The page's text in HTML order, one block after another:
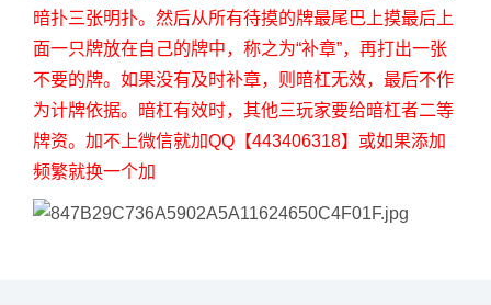
暗扑三张明扑。然后从所有待摸的牌最尾巴上摸最后上
面一只牌放在自己的牌中，称之为“补章”，再打出一张
不要的牌。如果没有及时补章，则暗杠无效，最后不作
为计牌依据。暗杠有效时，其他三玩家要给暗杠者二等
牌资。加不上微信就加QQ【443406318】或如果添加
频繁就换一个加